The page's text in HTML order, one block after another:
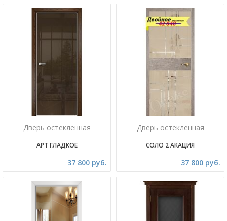
Дверь остекленная
АРТ ГЛАДКОЕ
37 800 руб.
Дверь остекленная
СОЛО 2 АКАЦИЯ
37 800 руб.